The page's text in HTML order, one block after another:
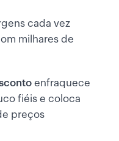
cada vez
milhares de
enfraquece
fiéis e coloca
preços